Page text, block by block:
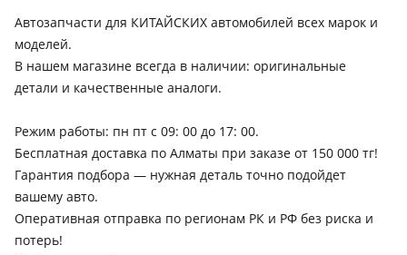
Geely Emgrand
Hyundai Mufasa
2023 - н.в. 7 поколение рестайлинг
Kia Seltos
2022 - н.в. 1 поколение рестайлинг (SP2)
Автозапчасти для КИТАЙСКИХ автомобилей всех марок и
моделей.
В нашем магазине всегда в наличии: оригинальные
детали и качественные аналоги.
Режим работы: пн пт с 09: 00 до 17: 00.
Бесплатная доставка по Алматы при заказе от 150 000 тг!
Гарантия подбора — нужная деталь точно подойдет
вашему авто.
Оперативная отправка по регионам РК и РФ без риска и
потерь!